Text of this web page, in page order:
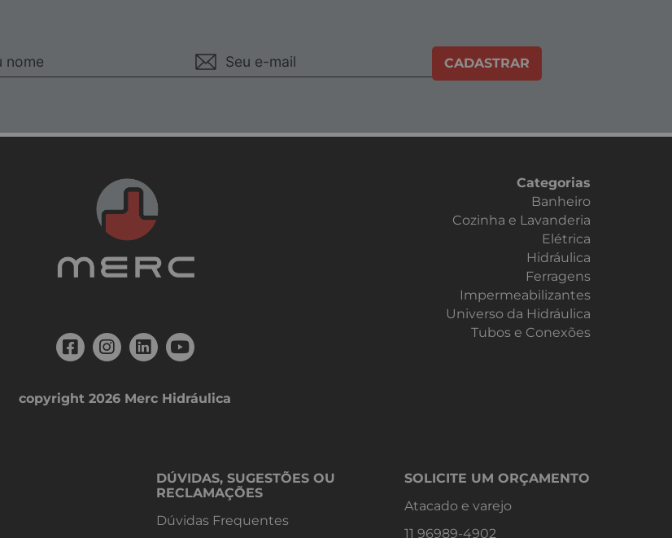
CADASTRAR
copyright 2026 Merc Hidráulica
Categorias
Banheiro
Cozinha e Lavanderia
Elétrica
Hidráulica
Ferragens
Impermeabilizantes
Universo da Hidráulica
Tubos e Conexões
DÚVIDAS, SUGESTÕES OU
RECLAMAÇÕES
Dúvidas Frequentes
SOLICITE UM ORÇAMENTO
Atacado e varejo
11 96989-4902